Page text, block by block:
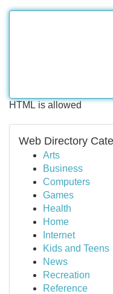
HTML is allowed
Web Directory
Arts
Business
Computers
Games
Health
Home
Internet
Kids and Teens
News
Recreation
Reference